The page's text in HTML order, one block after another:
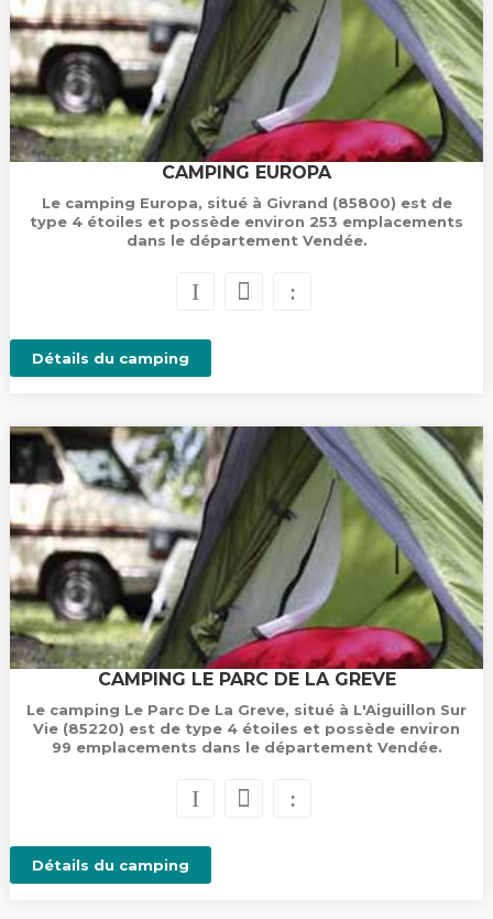
CAMPING EUROPA
Le camping Europa, situé à Givrand (85800) est de
type 4 étoiles et possède environ 253 emplacements
dans le département Vendée.
Détails du camping
CAMPING LE PARC DE LA GREVE
Le camping Le Parc De La Greve, situé à L'Aiguillon Sur
Vie (85220) est de type 4 étoiles et possède environ
99 emplacements dans le département Vendée.
Détails du camping